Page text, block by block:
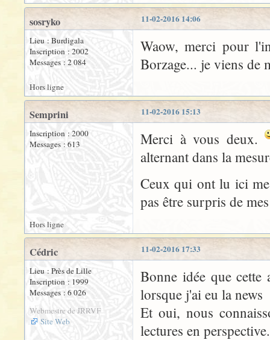
11-02-2016 14:06
sosryko
Lieu : Burdigala
Inscription : 2002
Messages : 2 084
Waow, merci pour
Borzage... je viens de
Hors ligne
11-02-2016 15:13
Semprini
Inscription : 2000
Messages : 613
Merci à vous deux.
alternant dans la
Ceux qui ont lu ici
pas être surpris de
Hors ligne
11-02-2016 17:33
Cédric
Lieu : Près de Lille
Inscription : 1999
Messages : 6 026
Webmestre de JRRVF
Site Web
Bonne idée que cette
lorsque j'ai eu la
Et oui, nous
lectures en perspective.